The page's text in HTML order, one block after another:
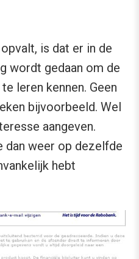
is dat er in de
wordt gedaan om de
leren kennen. Geen
bijvoorbeeld. Wel
aangeven.
dan weer op dezelfde
hebt